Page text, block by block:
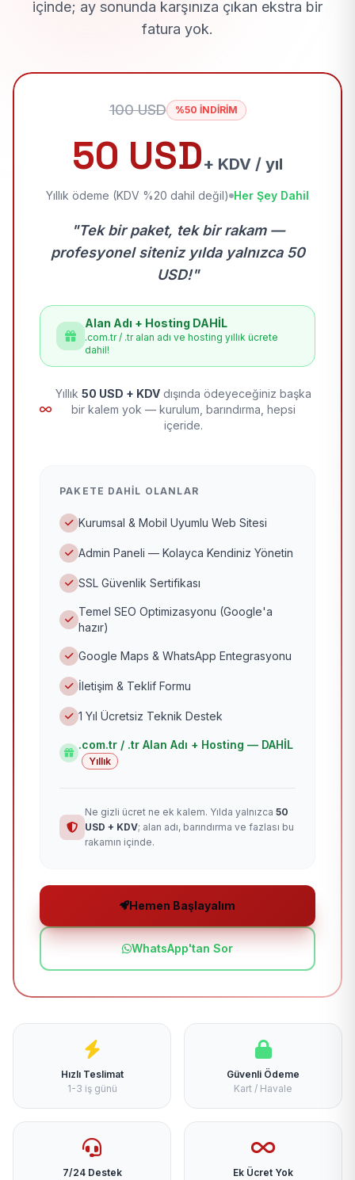
içinde; ay sonunda karşınıza çıkan ekstra bir
fatura yok.
100 USD %50 İNDİRİM
50 USD+ KDV / yıl
Yıllık ödeme (KDV %20 dahil değil) Her Şey Dahil
"Tek bir paket, tek bir rakam —
profesyonel siteniz yılda yalnızca 50
USD!"
Alan Adı + Hosting DAHİL
.com.tr / .tr alan adı ve hosting yıllık ücrete
dahil!
Yıllık 50 USD + KDV dışında ödeyeceğiniz başka
bir kalem yok — kurulum, barındırma, hepsi
içeride.
PAKETE DAHIL OLANLAR
Kurumsal & Mobil Uyumlu Web Sitesi
Admin Paneli — Kolayca Kendiniz Yönetin
SSL Güvenlik Sertifikası
Temel SEO Optimizasyonu (Google'a
hazır)
Google Maps & WhatsApp Entegrasyonu
İletişim & Teklif Formu
1 Yıl Ücretsiz Teknik Destek
.com.tr / .tr Alan Adı + Hosting — DAHİL
Yıllık
Ne gizli ücret ne ek kalem. Yılda yalnızca 50
USD + KDV; alan adı, barındırma ve fazlası bu
rakamın içinde.
Hemen Başlayalım
WhatsApp'tan Sor
Hızlı Teslimat
1-3 iş günü
Güvenli Ödeme
Kart / Havale
7/24 Destek
Ek Ücret Yok